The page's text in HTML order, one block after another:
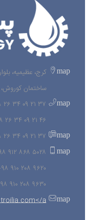
map
کرج، عظیمیه،
ساختمان
map
۳۷ ۲۱ ۰۹ ۳۴ ۲۶ ۹۸+
۴۶ ۲۱ ۰۹ ۳۴ ۲۶ ۹۸+
map ۳۷ ۲۱ ۰۹ ۳۴ ۲۶ ۹۸+
map
۵۰۲۸ ۸۶۸ ۹۱۲ ۹۸+
۹۶۲۰ ۲۰۸ ۹۱۰ ۹۸+ واحد فروش
۹۶۳۰ ۲۰۸ ۹۱۰ ۹۸+ واحد فروش
map
a